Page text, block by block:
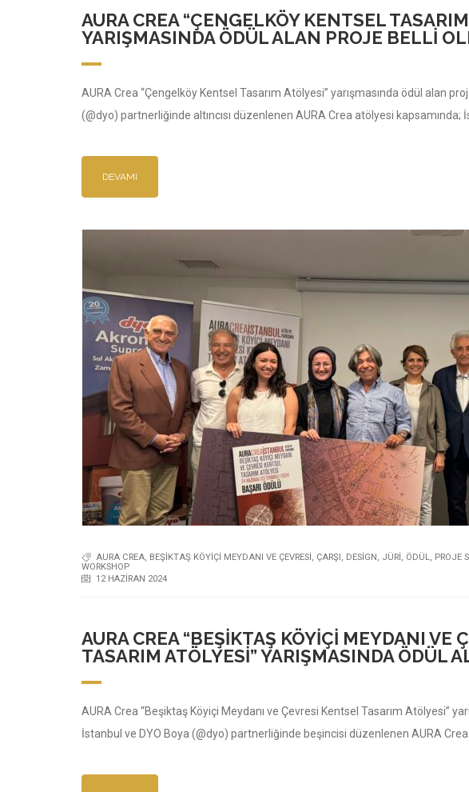
AURA CREA “ÇENGELKÖY KENTSEL
YARIŞMASINDA ÖDÜL ALAN PROJE BELLI
AURA Crea “Çengelköy Kentsel Tasarım Atölyesi” yarışmasında ödül alan
(@dyo) partnerliğinde altıncısı düzenlenen AURA Crea atölyesi kapsamında;
DEVAMI
AURA CREA, BEŞIKTAŞ KÖYIÇI MEYDANI VE ÇEVRESI , ÇARŞI , DESIGN , JÜRI , ÖDÜL, PROJE
WORKSHOP
12 HAZIRAN 2024
AURA CREA “BEŞIKTAŞ KÖYIÇI MEYDANI VE
TASARIM ATÖLYESI” YARIŞMASINDA ÖDÜL
AURA Crea “Beşiktaş Köyiçi Meydanı ve Çevresi Kentsel Tasarım Atölyesi”
İstanbul ve DYO Boya (@dyo) partnerliğinde beşincisi düzenlenen AURA Crea